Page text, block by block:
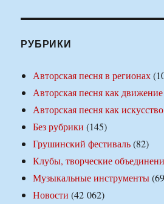
РУБРИКИ
Авторская песня в регионах
Авторская песня как движение
Авторская песня как искусство
Без рубрики (145)
Грушинский фестиваль(82)
Клубы, творческие
Музыкальные инструменты
Новости (42 062)